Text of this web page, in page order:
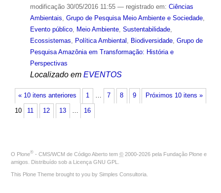
modificação30/05/2016 11:55 — registrado em: Ciências
Ambientais, Grupo de Pesquisa Meio Ambiente e Sociedade,
Evento público, Meio Ambiente, Sustentabilidade,
Ecossistemas, Política Ambiental , Biodiversidade, Grupo de
Pesquisa Amazônia em Transformação: História e
Perspectivas
Localizado em EVENTOS
« 10 itens anteriores Próximos 10 itens »
1 … 7 8 9
10 11 12 13 … 16
O Plone® - CMS/WCM de Código Aberto tem © 2000-2026 pela Fundação Plone e
amigos. Distribuído sob a Licença GNU GPL
This Plone Theme brought to you by Simples Consultoria